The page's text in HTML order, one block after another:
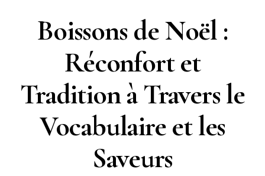
Boissons de Noël :
Réconfort et
Tradition à Travers le
Vocabulaire et les
Saveurs